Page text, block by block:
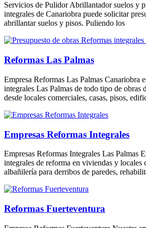
Servicios de Pulidor Abrillantador suelos y
integrales de Canariobra puede solicitar
abrillantar suelos y pisos. Puliendo los
Reformas Las Palmas
Empresa Reformas Las Palmas Canariobra
integrales Las Palmas de todo tipo de obras
desde locales comerciales, casas, pisos,
Empresas Reformas Integrales
Empresas Reformas Integrales Las Palmas
integrales de reforma en viviendas y locales
albañilería para derribos de paredes,
Reformas Fuerteventura